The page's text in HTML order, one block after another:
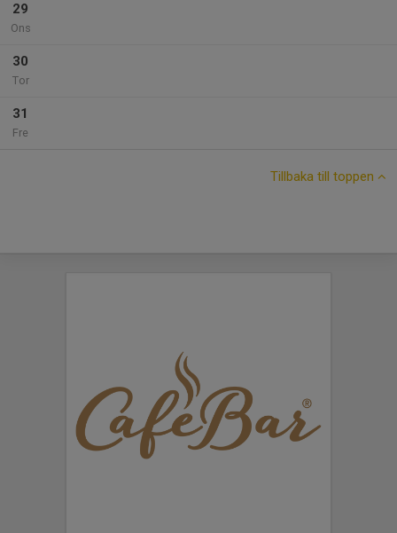
29
Ons
30
Tor
31
Fre
Tillbaka till toppen